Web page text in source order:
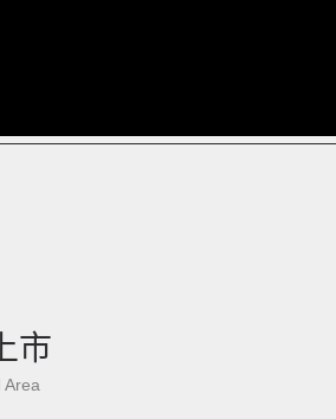
市
Area